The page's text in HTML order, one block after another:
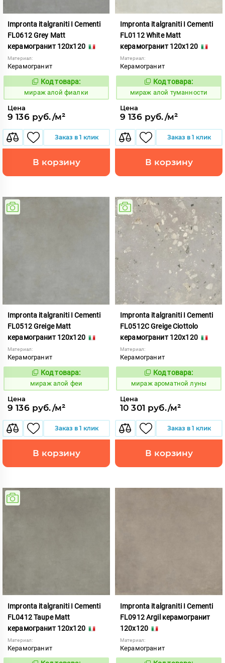
Impronta italgraniti I Cementi
FL0612 Grey Matt
керамогранит 120x120
Материал:
Керамогранит
984614
Код товара:
мираж алой фиалки
Цена
9 136 руб./м²
Заказ в 1 клик
В корзину
Impronta italgraniti I Cementi
FL0112 White Matt
керамогранит 120x120
Материал:
Керамогранит
984609
Код товара:
мираж алой туманности
Цена
9 136 руб./м²
Заказ в 1 клик
В корзину
Impronta italgraniti I Cementi
FL0512 Greige Matt
керамогранит 120x120
Материал:
Керамогранит
984613
Код товара:
мираж алой феи
Цена
9 136 руб./м²
Заказ в 1 клик
В корзину
Impronta italgraniti I Cementi
FL0512C Greige Ciottolo
керамогранит 120x120
Материал:
Керамогранит
984670
Код товара:
мираж ароматной луны
Цена
10 301 руб./м²
Заказ в 1 клик
В корзину
Impronta italgraniti I Cementi
FL0412 Taupe Matt
керамогранит 120x120
Материал:
Керамогранит
Impronta italgraniti I Cementi
FL0912 Argil керамогранит
120x120
Материал:
Керамогранит